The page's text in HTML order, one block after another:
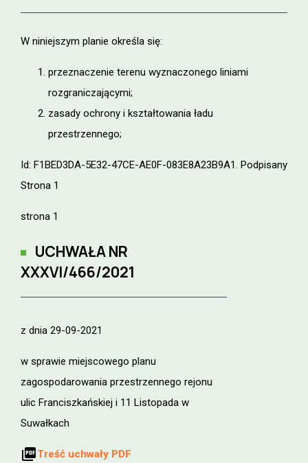
W niniejszym planie określa się:
przeznaczenie terenu wyznaczonego liniami
rozgraniczającymi;
zasady ochrony i kształtowania ładu
przestrzennego;
Id: F1BED3DA-5E32-47CE-AE0F-083E8A23B9A1. Podpisany
Strona 1
strona 1
UCHWAŁA NR
XXXVI/466/2021
z dnia 29-09-2021
w sprawie miejscowego planu
zagospodarowania przestrzennego rejonu
ulic Franciszkańskiej i 11 Listopada w
Suwałkach
picture_as_pdfTreść uchwały PDF